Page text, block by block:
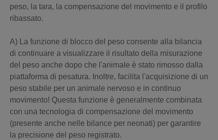
peso, la tara, la compensazione del movimento e il profilo
ribassato.
A) La funzione di blocco del peso consente alla bilancia
di continuare a visualizzare il risultato della misurazione
del peso anche dopo che l'animale è stato rimosso dalla
piattaforma di pesatura. Inoltre, facilita l'acquisizione di un
peso stabile per un animale nervoso e in continuo
movimento! Questa funzione è generalmente combinata
con una tecnologia di compensazione del movimento
(presente anche nelle bilance per neonati) per garantire
la precisione del peso registrato.